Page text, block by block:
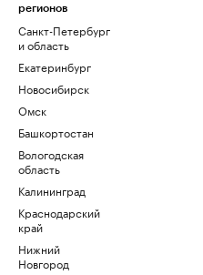
регионов
Санкт-Петербург
и область
Екатеринбург
Новосибирск
Омск
Башкортостан
Вологодская
область
Калининград
Краснодарский
край
Нижний
Новгород